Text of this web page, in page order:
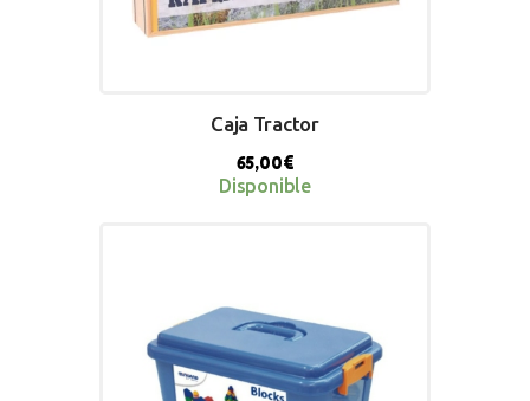
Caja Tractor
65,00€
Disponible